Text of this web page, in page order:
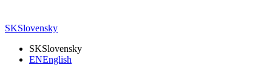
SKSlovensky
SKSlovensky
ENEnglish